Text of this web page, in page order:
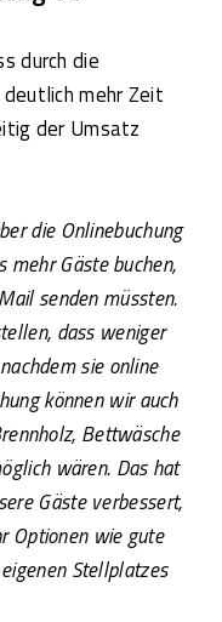
durch die
mehr Zeit
der Umsatz
die Onlinebuchung
mehr Gäste buchen,
senden müssten.
dass weniger
sie online
können wir auch
Bettwäsche
wären. Das hat
Gäste verbessert,
Optionen wie gute
Stellplatzes